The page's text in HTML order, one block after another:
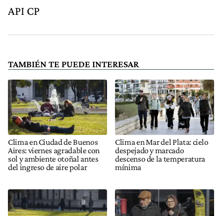
API CP
TAMBIÉN TE PUEDE INTERESAR
Clima en Ciudad de Buenos
Aires: viernes agradable con
sol y ambiente otoñal antes
del ingreso de aire polar
Clima en Mar del Plata: cielo
despejado y marcado
descenso de la temperatura
mínima